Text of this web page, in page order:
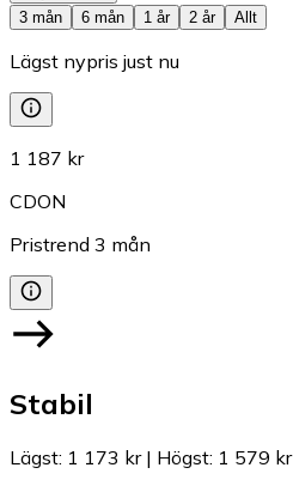
3 mån
6 mån 1 år 2 år Allt
Lägst nypris just nu
1 187 kr
CDON
Pristrend 3 mån
Stabil
Lägst: 1 173 kr| Högst: 1 579 kr